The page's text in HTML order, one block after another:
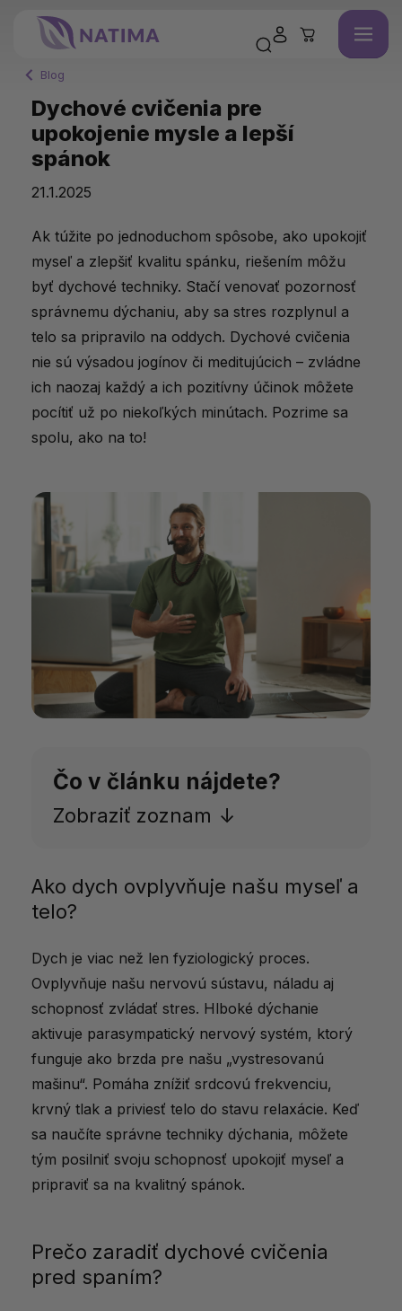
Blog
Dychové cvičenia pre
upokojenie mysle a lepší
spánok
21.1.2025
Ak túžite po jednoduchom spôsobe, ako upokojiť
myseľ a zlepšiť kvalitu spánku, riešením môžu
byť dychové techniky. Stačí venovať pozornosť
správnemu dýchaniu, aby sa stres rozplynul a
telo sa pripravilo na oddych. Dychové cvičenia
nie sú výsadou jogínov či meditujúcich – zvládne
ich naozaj každý a ich pozitívny účinok môžete
pocítiť už po niekoľkých minútach. Pozrime sa
spolu, ako na to!
Čo v článku nájdete?
Zobraziť zoznam
Ako dych ovplyvňuje našu myseľ a telo?
Prečo zaradiť dychové cvičenia pred
Najlepšie dychové cvičenia pre lepší
spánok
Doplnky stravy pre lepší spánok
Tipy pre úspešné dychové cvičenie
Ďalšie benefity dychových cvičení
Praktické rady pre začiatočníkov
Magazíny ktoré sa zaoberali témou
Ako dych ovplyvňuje našu myseľ a
telo?
Dych je viac než len fyziologický proces.
Ovplyvňuje našu nervovú sústavu, náladu aj
schopnosť zvládať stres. Hlboké dýchanie
aktivuje parasympatický nervový systém, ktorý
funguje ako brzda pre našu „vystresovanú
mašinu“. Pomáha znížiť srdcovú frekvenciu,
krvný tlak a priviesť telo do stavu relaxácie. Keď
sa naučíte správne techniky dýchania, môžete
tým posilniť svoju schopnosť upokojiť myseľ a
pripraviť sa na kvalitný spánok.
Prečo zaradiť dychové cvičenia
pred spaním?